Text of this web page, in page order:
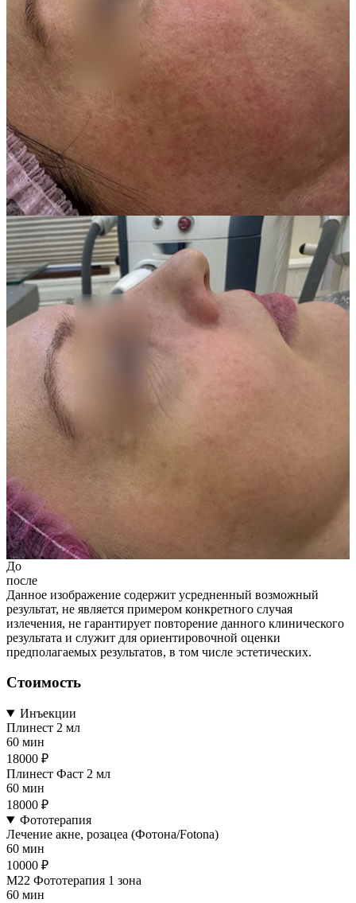
До
после
Данное изображение содержит усредненный возможный
результат, не является примером конкретного случая
излечения, не гарантирует повторение данного клинического
результата и служит для ориентировочной оценки
предполагаемых результатов, в том числе эстетических.
Стоимость
Инъекции
Плинест 2 мл
60 мин
18000 ₽
Плинест Фаст 2 мл
60 мин
18000 ₽
Фототерапия
Лечение акне, розацеа (Фотона/Fotona)
60 мин
10000 ₽
М22 Фототерапия 1 зона
60 мин